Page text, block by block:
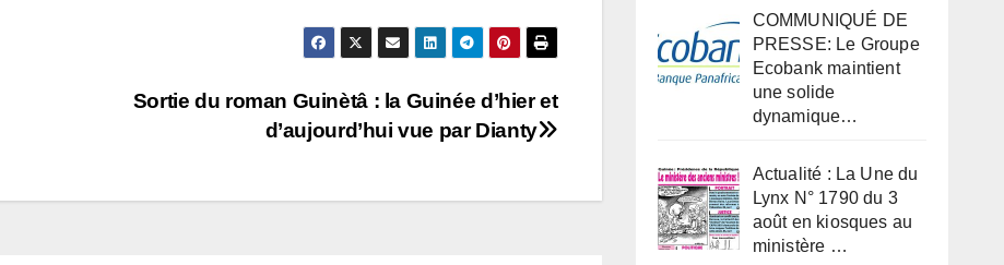
Sortie du roman Guinètâ : la Guinée d’hier et
d’aujourd’hui vue par Dianty
COMMUNIQUÉ DE
PRESSE: Le Groupe
Ecobank maintient
une solide
dynamique…
Actualité : La Une du
Lynx N° 1790 du 3
août en kiosques au
ministère …